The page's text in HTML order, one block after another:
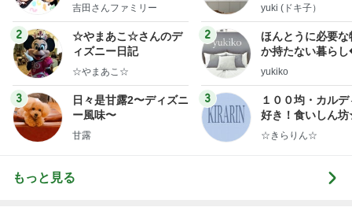
ログ
吉田さんファミリー
2
☆やまあこ☆さんのデ
ィズニー日記
☆やまあこ☆
3
日々是甘露2〜ディズニ
ー風味〜
甘露
yuki (ドキ子）
2
ほんとうに必要な
か持たない暮ら
ep Life Simple◆
yukiko
3
１００均・カルデ
好き！食いしん
らりん☆のブログ
☆きらりん☆
もっと見る